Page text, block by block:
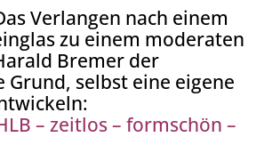
Verlangen nach einem
zu einem moderaten
Bremer der
Grund, selbst eine eigene
– zeitlos – formschön –